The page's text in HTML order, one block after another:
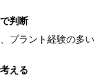
判断
プラント経験の多い
える